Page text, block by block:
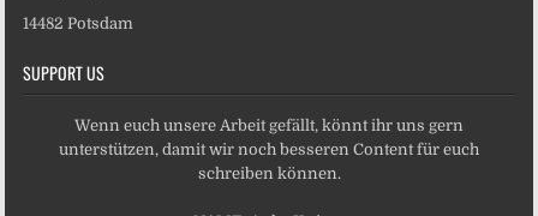
14482 Potsdam
SUPPORT US
Wenn euch unsere Arbeit gefällt, könnt ihr uns gern
unterstützen, damit wir noch besseren Content für euch
schreiben können.